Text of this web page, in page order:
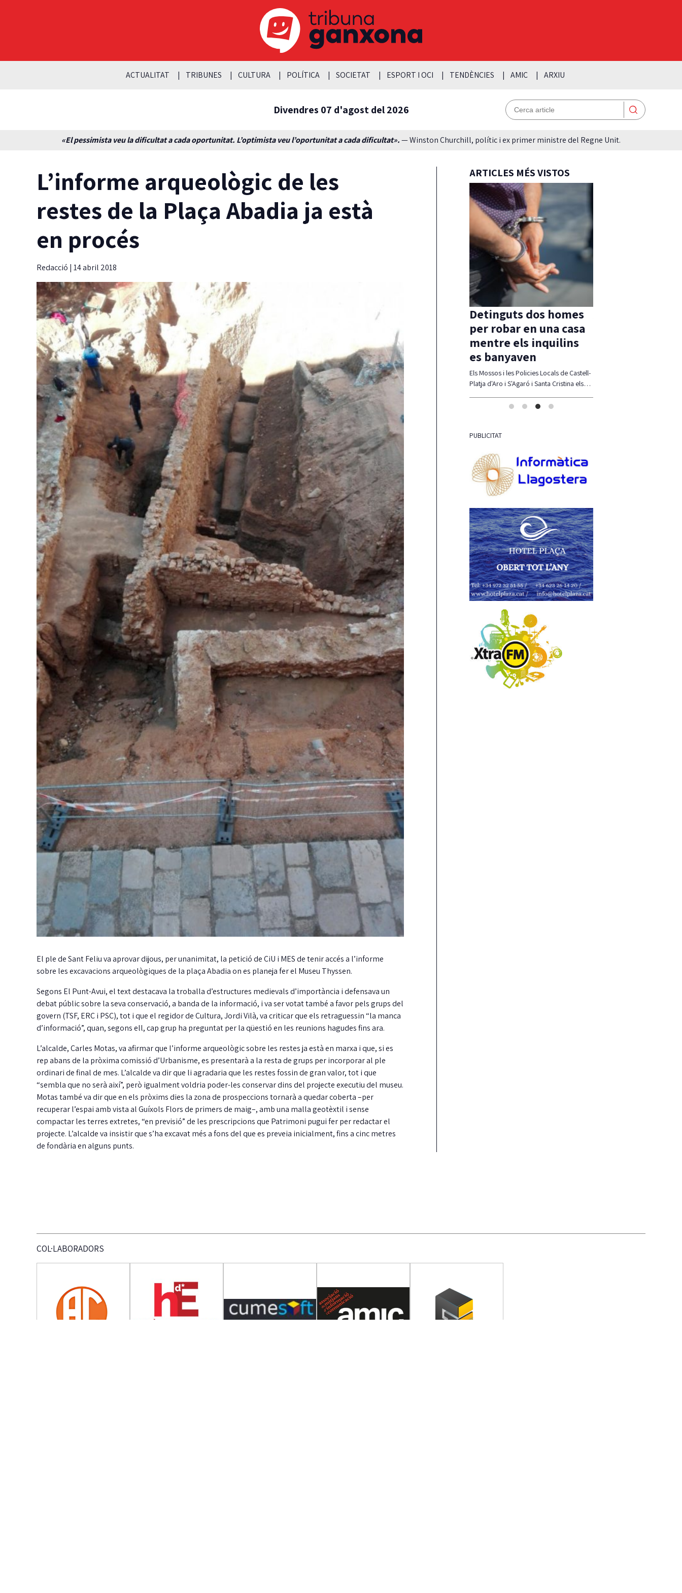
ACTUALITAT TRIBUNES CULTURA POLÍTICA SOCIETAT ESPORT I OCI TENDÈNCIES AMIC ARXIU
Divendres 07 d'agost del 2026
«El pessimista veu la dificultat a cada oportunitat. L’optimista veu l’oportunitat a cada dificultat».— Winston Churchill, polític i ex primer ministre del Regne Unit.
L’informe arqueològic de les
restes de la Plaça Abadia ja està
en procés
Redacció | 14 abril 2018
El ple de Sant Feliu va aprovar dijous, per unanimitat, la petició de CiU i MES de tenir accés a l’informe
sobre les excavacions arqueològiques de la plaça Abadia on es planeja fer el Museu Thyssen.
Segons El Punt-Avui, el text destacava la troballa d’estructures medievals d’importància i defensava un
debat públic sobre la seva conservació, a banda de la informació, i va ser votat també a favor pels grups del
govern (TSF, ERC i PSC), tot i que el regidor de Cultura, Jordi Vilà, va criticar que els retraguessin “la manca
d’informació”, quan, segons ell, cap grup ha preguntat per la qüestió en les reunions hagudes fins ara.
L’alcalde, Carles Motas, va afirmar que l’informe arqueològic sobre les restes ja està en marxa i que, si es
rep abans de la pròxima comissió d’Urbanisme, es presentarà a la resta de grups per incorporar al ple
ordinari de final de mes. L’alcalde va dir que li agradaria que les restes fossin de gran valor, tot i que
“sembla que no serà així”, però igualment voldria poder-les conservar dins del projecte executiu del museu.
Motas també va dir que en els pròxims dies la zona de prospeccions tornarà a quedar coberta –per
recuperar l’espai amb vista al Guíxols Flors de primers de maig–, amb una malla geotèxtil i sense
compactar les terres extretes, “en previsió” de les prescripcions que Patrimoni pugui fer per redactar el
projecte. L’alcalde va insistir que s’ha excavat més a fons del que es preveia inicialment, fins a cinc metres
de fondària en alguns punts.
ARTICLES MÉS VISTOS
La Taula de
coordinació local pel
dret a l’habitatge ja té
reglament aprovat
Guíxols des del Carrer aplaudeix que, per
fi, la Taula sigui una realitat i insta…
Carrión reclama més
fermesa amb els
incompliments del
contracte de neteja
Junts ha reclamat al Ple una actuació molt
més contundent del govern pels reiterats
incompliments…
Detinguts dos homes
per robar en una casa
mentre els inquilins
es banyaven
Els Mossos i les Policies Locals de Castell-
Platja d'Aro i S'Agaró i Santa Cristina els…
PUBLICITAT
COL·LABORADORS